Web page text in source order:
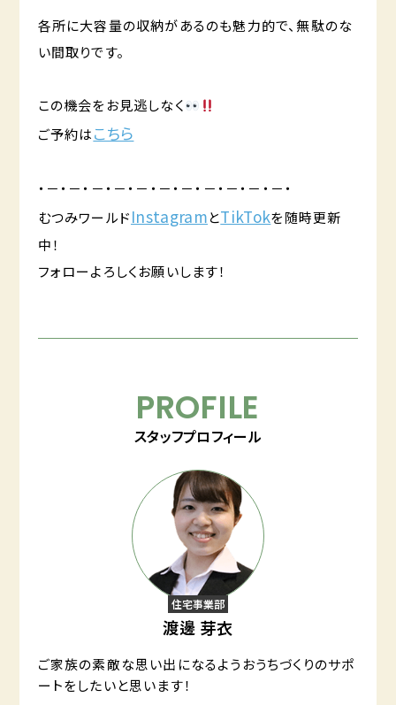
各所に大容量の収納があるのも魅力的で、無駄のな
い間取りです。
この機会をお見逃しなく
ご予約はこちら
・－・－・－・－・－・－・－・－・－・－・－・
むつみワールドInstagramとTikTokを随時更新
中！
フォローよろしくお願いします！
PROFILE
スタッフプロフィール
住宅事業部
渡邊 芽衣
ご家族の素敵な思い出になるようおうちづくりのサポ
ートをしたいと思います！